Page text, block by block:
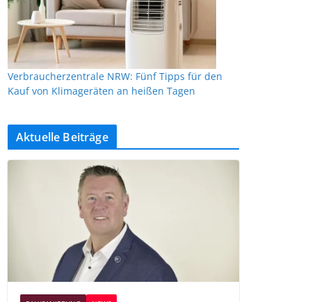
Verbraucherzentrale NRW: Fünf Tipps für den
Kauf von Klimageräten an heißen Tagen
Aktuelle Beiträge